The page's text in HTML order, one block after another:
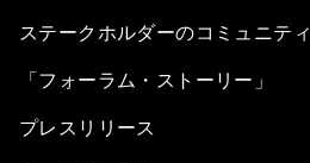
ステークホルダーのコミュニティ
「フォーラム・ストーリー」
プレスリリース